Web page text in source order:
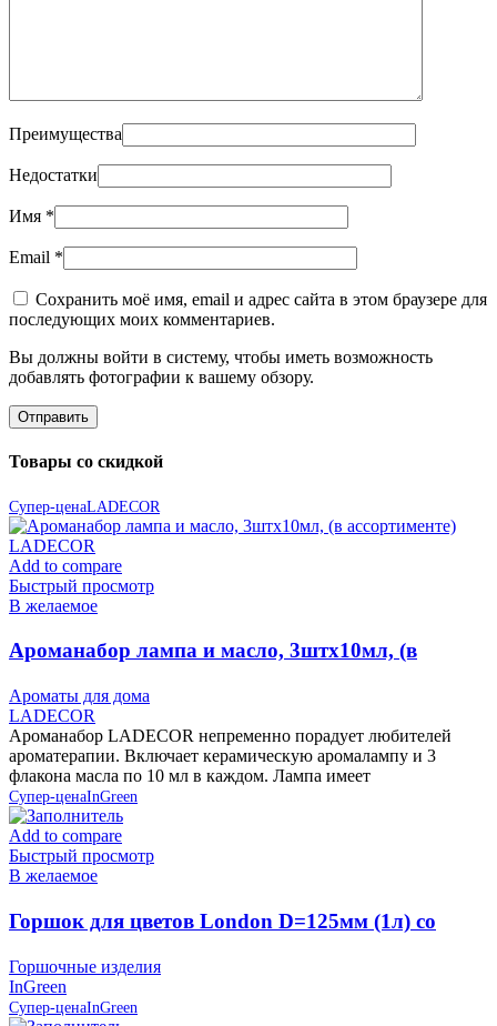
Преимущества
Недостатки
Имя *
Email *
Сохранить моё имя, email и адрес сайта в этом браузере для
последующих моих комментариев.
Вы должны войти в систему, чтобы иметь возможность
добавлять фотографии к вашему обзору.
Товары со скидкой
Супер-ценаLADECOR
Add to compare
Быстрый просмотр
В желаемое
Ароманабор лампа и масло, 3штx10мл, (в
Ароматы для дома
LADECOR
Ароманабор LADECOR непременно порадует любителей
ароматерапии. Включает керамическую аромалампу и 3
флакона масла по 10 мл в каждом. Лампа имеет
Супер-ценаInGreen
Add to compare
Быстрый просмотр
В желаемое
Горшок для цветов London D=125мм (1л) со
Горшочные изделия
InGreen
Супер-ценаInGreen